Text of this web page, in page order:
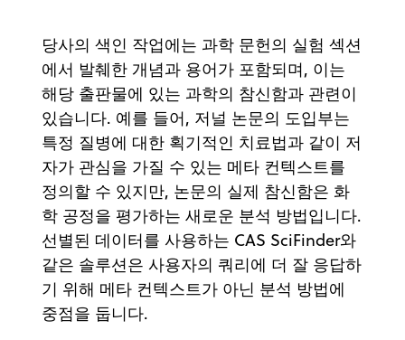
당사의 색인 작업에는 과학 문헌의 실험 섹션
에서 발췌한 개념과 용어가 포함되며, 이는
해당 출판물에 있는 과학의 참신함과 관련이
있습니다. 예를 들어, 저널 논문의 도입부는
특정 질병에 대한 획기적인 치료법과 같이 저
자가 관심을 가질 수 있는 메타 컨텍스트를
정의할 수 있지만, 논문의 실제 참신함은 화
학 공정을 평가하는 새로운 분석 방법입니다.
선별된 데이터를 사용하는 CAS SciFinder와
같은 솔루션은 사용자의 쿼리에 더 잘 응답하
기 위해 메타 컨텍스트가 아닌 분석 방법에
중점을 둡니다.